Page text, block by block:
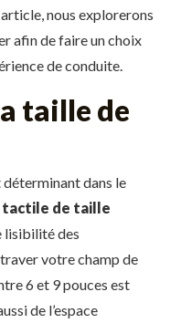
nous explorerons
afin de faire un choix
de conduite.
taille de
déterminant dans le
tactile de taille
lisibilité des
votre champ de
6 et 9 pouces est
de l’espace